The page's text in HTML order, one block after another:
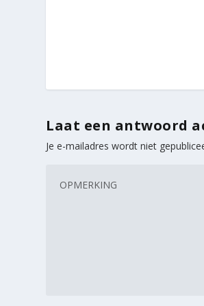
Laat een antwoord
Je e-mailadres wordt niet